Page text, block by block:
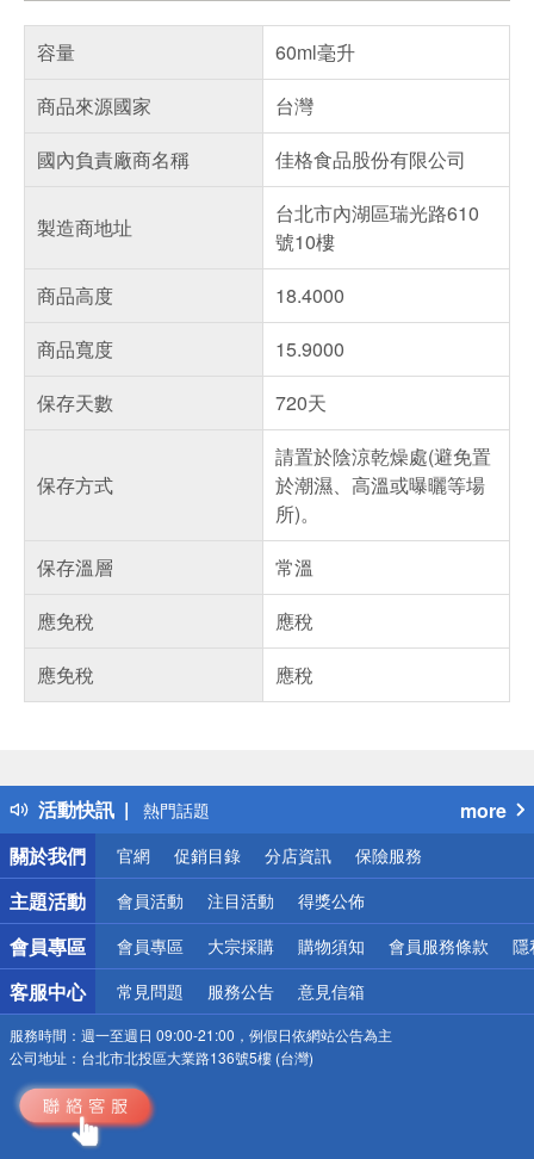
容量
60ml毫升
商品來源國家
台灣
國內負責廠商名稱
佳格食品股份有限公司
製造商地址
台北市內湖區瑞光路610
號10樓
商品高度
18.4000
商品寬度
15.9000
保存天數
720天
保存方式
請置於陰涼乾燥處(避免置
於潮濕、高溫或曝曬等場
所)。
保存溫層
常溫
應免稅
應稅
應免稅
應稅
活動快訊
得獎公告
熱門話題
銀行優惠
偏遠地區配送
詐騙網頁！請小心！
more
關於我們
官網 促銷目錄 分店資訊 保險服務
主題活動 會員活動 注目活動 得獎公佈
會員專區 會員專區 大宗採購 購物須知 會員服務條款 隱
客服中心 常見問題 服務公告 意見信箱
服務時間： 週一至週日 09:00-21:00，例假日依網站公告為主
公司地址： 台北市北投區大業路136號5樓 (台灣)